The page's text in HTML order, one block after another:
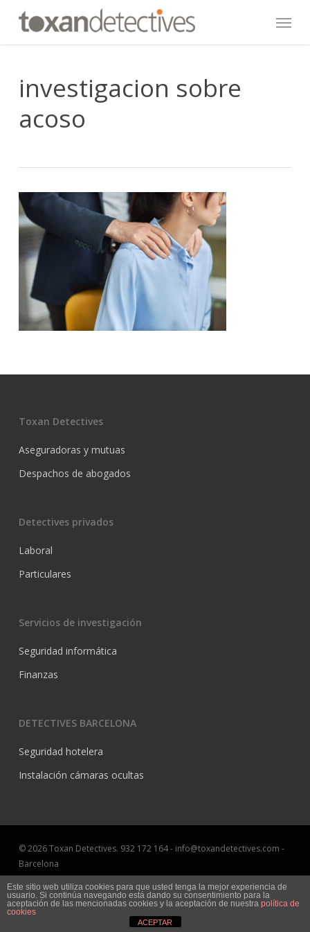
Menu
investigacion sobre
acoso
Toxan Detectives
Aseguradoras y mutuas
Despachos de abogados
Detectives privados
Laboral
Particulares
Servicios de investigación
Seguridad informática
Finanzas
DETECTIVES BARCELONA
Seguridad hotelera
Instalación cámaras ocultas
© 2026 Toxan Detectives. 932 172 164 - info@toxandetectives.com -
Barcelona
Aviso Legal
Marketing online Barcelona
Este sitio web utiliza cookies para que usted tenga la mejor experiencia de
usuario. Si continúa navegando está dando su consentimiento para la
aceptación de las mencionadas cookies y la aceptación de nuestra política de
cookies
ACEPTAR